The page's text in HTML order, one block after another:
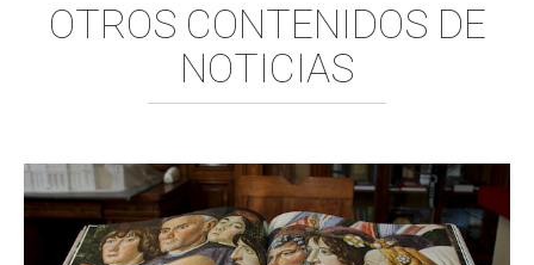
OTROS CONTENIDOS DE
NOTICIAS